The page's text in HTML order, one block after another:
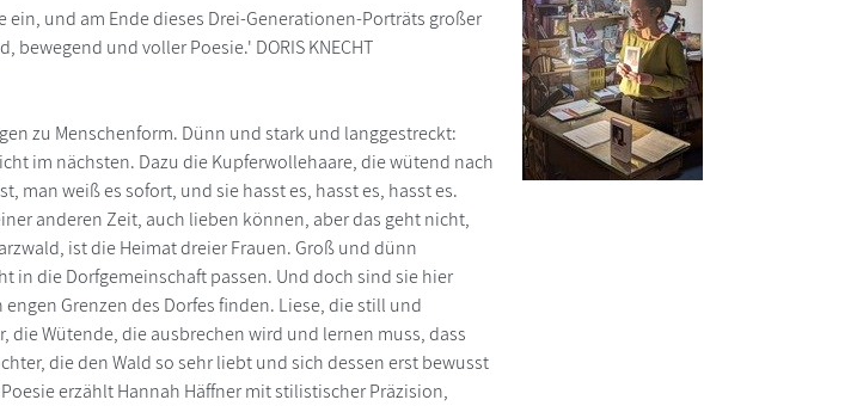
ein, und am Ende dieses Drei-Generationen-Porträts großer
und voller Poesie.' DORIS KNECHT
zu Menschenform. Dünn und stark und langgestreckt:
im nächsten. Dazu die Kupferwollehaare, die wütend nach
man weiß es sofort, und sie hasst es, hasst es, hasst es.
anderen Zeit, auch lieben können, aber das geht nicht,
ist die Heimat dreier Frauen. Groß und dünn
in die Dorfgemeinschaft passen. Und doch sind sie hier
Grenzen des Dorfes finden. Liese, die still und
die Wütende, die ausbrechen wird und lernen muss, dass
die den Wald so sehr liebt und sich dessen erst bewusst
erzählt Hannah Häffner mit stilistischer Präzision,